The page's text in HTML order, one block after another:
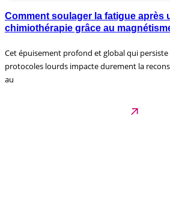
Comment soulager la fatigue après
chimiothérapie grâce au
Cet épuisement profond et global qui persiste
protocoles lourds impacte durement la
au